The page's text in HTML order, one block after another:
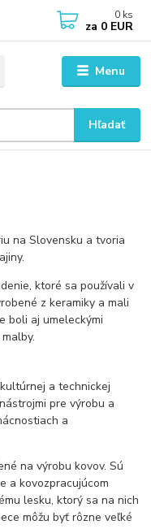
Menu
Hľadať
0 ks
za 0 EUR
na Slovensku a tvoria
ktoré sa používali v
z keramiky a mali
boli aj umeleckými
a technickej
pre výrobu a
a
na výrobu kovov. Sú
a kovozpracujúcom
lesku, ktorý sa na nich
môžu byť rôzne veľké